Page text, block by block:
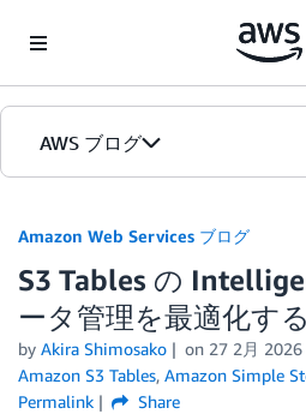
AWS ブログ
カテゴリ
エディション
Amazon Web Services ブログ
S3 Tables の
ータ管理を最適化する
by Akira Shimosako on 27 2月 2026
Amazon S3 Tables, Amazon Simple
Permalink
Share